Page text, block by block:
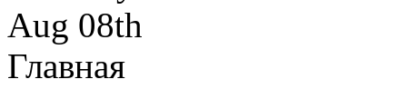
Aug 08th
Главная